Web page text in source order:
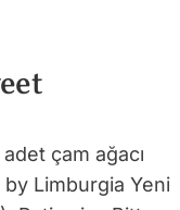
adet çam ağacı
Limburgia Yeni